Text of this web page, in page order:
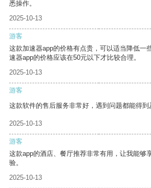
悉操作。
2025-10-13
游客
这款加速器app的价格有点贵，可以适当降低一
速器app的价格应该在50元以下才比较合理。
2025-10-13
游客
这款软件的售后服务非常好，遇到问题都能得到
2025-10-13
游客
这款app的酒店、餐厅推荐非常有用，让我能够
验。
2025-10-13